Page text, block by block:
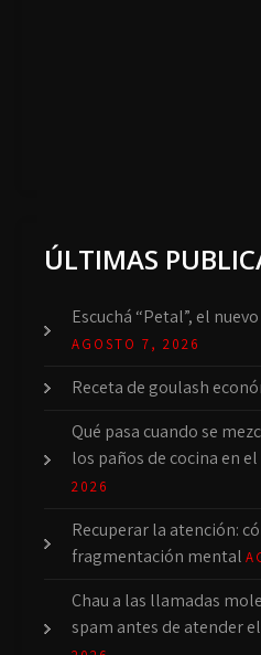
ÚLTIMAS
Escuchá “Petal”, el
AGOSTO 7, 2026
Receta de goulash
Qué pasa cuando se
los paños de cocina en
2026
Recuperar la atención:
fragmentación mental
Chau a las llamadas
spam antes de atender